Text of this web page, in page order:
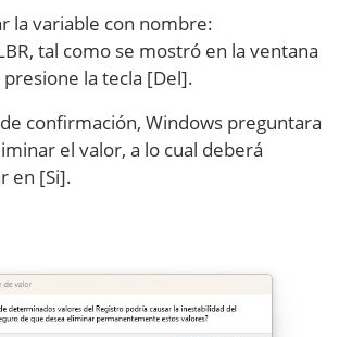
la variable con nombre:
tal como se mostró en la ventana
la tecla [Del].
confirmación, Windows preguntara
el valor, a lo cual deberá
en [Si].